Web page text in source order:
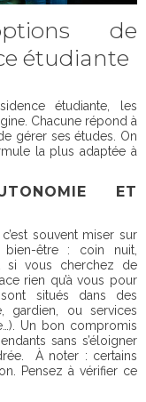
de
étudiante
étudiante, les
Chacune répond à
gérer ses études. On
la plus adaptée à
ET
c’est souvent miser sur
bien-être : coin nuit,
si vous cherchez de
rien qu’à vous pour
situés dans des
gardien, ou services
Un bon compromis
sans s’éloigner
À noter : certains
Pensez à vérifier ce